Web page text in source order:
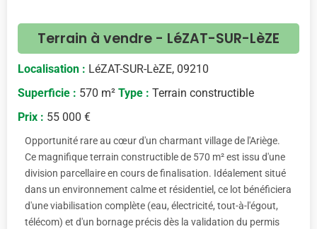
Terrain à vendre - LéZAT-SUR-LèZE
Localisation : LéZAT-SUR-LèZE, 09210
Superficie : 570 m² Type : Terrain constructible
Prix : 55 000 €
Opportunité rare au cœur d'un charmant village de l'Ariège.
Ce magnifique terrain constructible de 570 m² est issu d'une
division parcellaire en cours de finalisation. Idéalement situé
dans un environnement calme et résidentiel, ce lot bénéficiera
d'une viabilisation complète (eau, électricité, tout-à-l'égout,
télécom) et d'un bornage précis dès la validation du permis